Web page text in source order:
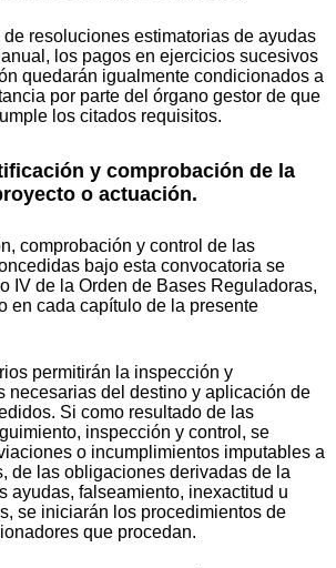
resoluciones estimatorias de ayudas
los pagos en ejercicios sucesivos
quedarán igualmente condicionados a
por parte del órgano gestor de que
los citados requisitos.
y comprobación de la
o actuación.
comprobación y control de las
bajo esta convocatoria se
IV de la Orden de Bases Reguladoras,
en cada capítulo de la presente
permitirán la inspección y
necesarias del destino y aplicación de
Si como resultado de las
inspección y control, se
o incumplimientos imputables a
de las obligaciones derivadas de la
ayudas, falseamiento, inexactitud u
se iniciarán los procedimientos de
que procedan.